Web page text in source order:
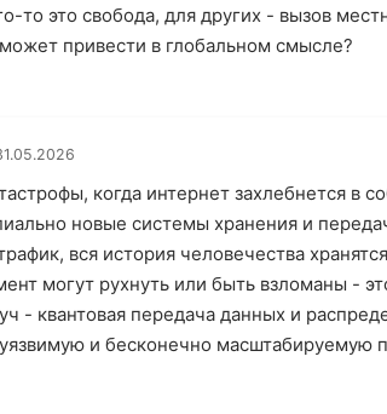
то это свобода, для других - вызов
привести в глобальном смысле?
когда интернет захлебнется в
новые системы хранения и
вся история человечества
могут рухнуть или быть взломаны -
- квантовая передача данных и
и бесконечно масштабируемую